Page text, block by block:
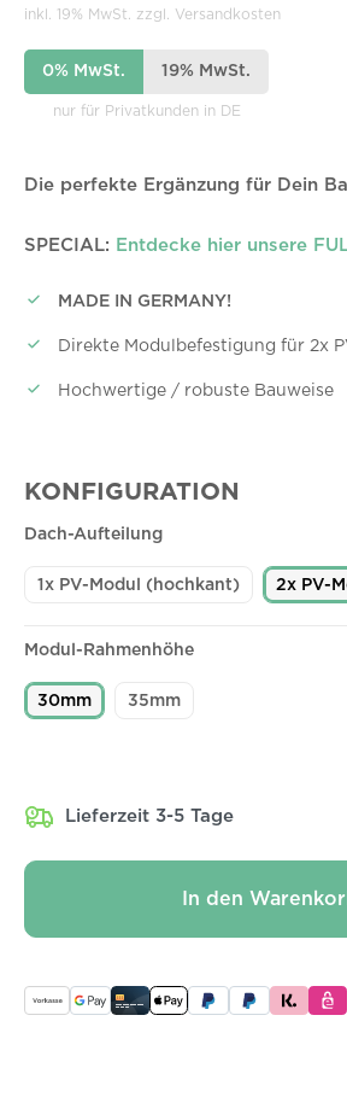
inkl. 19% MwSt. zzgl. Versandkosten
0% MwSt. 19% MwSt.
nur für Privatkunden in DE
Die perfekte Ergänzung für Dein
SPECIAL: Entdecke hier unsere
MADE IN GERMANY!
Direkte Modulbefestigung für 2x
Hochwertige / robuste Bauweise
KONFIGURATION
Dach-Aufteilung
1x PV-Modul (hochkant) 2x PV-
Modul-Rahmenhöhe
30mm 35mm
Lieferzeit 3-5 Tage
In den